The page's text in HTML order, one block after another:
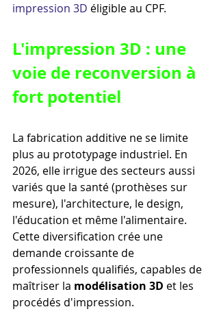
impression 3D éligible au CPF.
L'impression 3D : une
voie de reconversion à
fort potentiel
La fabrication additive ne se limite
plus au prototypage industriel. En
2026, elle irrigue des secteurs aussi
variés que la santé (prothèses sur
mesure), l'architecture, le design,
l'éducation et même l'alimentaire.
Cette diversification crée une
demande croissante de
professionnels qualifiés, capables de
maîtriser la modélisation 3D et les
procédés d'impression.